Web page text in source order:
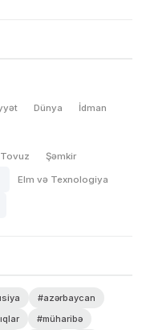
Dünya İdman
Tovuz Şəmkir
Elm və Texnologiya
#azərbaycan
#müharibə